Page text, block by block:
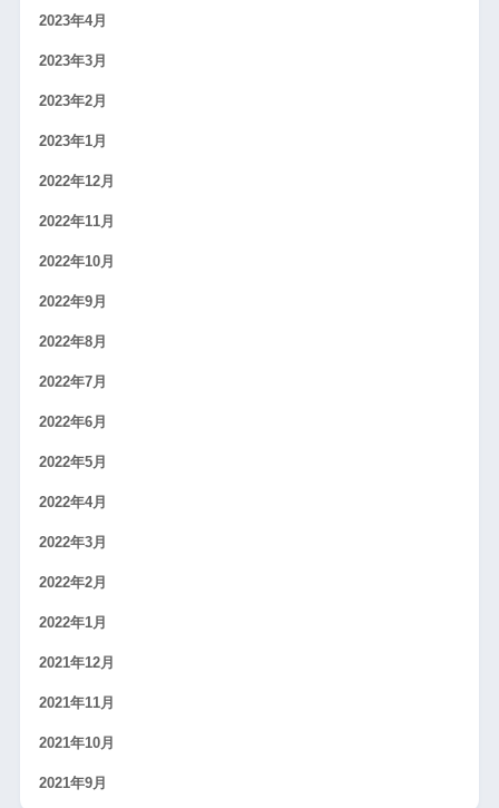
2023年4月
2023年3月
2023年2月
2023年1月
2022年12月
2022年11月
2022年10月
2022年9月
2022年8月
2022年7月
2022年6月
2022年5月
2022年4月
2022年3月
2022年2月
2022年1月
2021年12月
2021年11月
2021年10月
2021年9月